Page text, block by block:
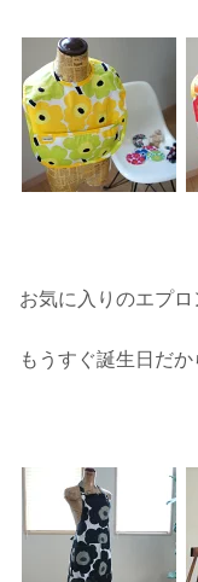
お気に入りのエプ
もうすぐ誕生日だ